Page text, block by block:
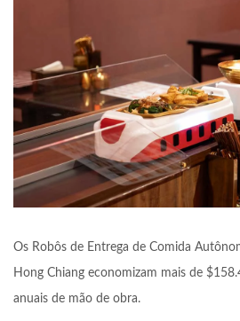
Os Robôs de Entrega de Comida
Hong Chiang economizam mais de
anuais de mão de obra.